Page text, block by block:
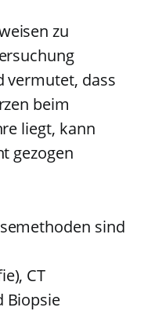
zu
vermutet, dass
beim
liegt, kann
gezogen
sind
CT
Biopsie